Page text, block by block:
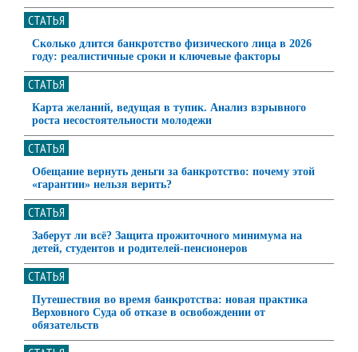
СТАТЬЯ
Сколько длится банкротство физического лица в 2026
году: реалистичные сроки и ключевые факторы
СТАТЬЯ
Карта желаний, ведущая в тупик. Анализ взрывного
роста несостоятельности молодежи
СТАТЬЯ
Обещание вернуть деньги за банкротство: почему этой
«гарантии» нельзя верить?
СТАТЬЯ
Заберут ли всё? Защита прожиточного минимума на
детей, студентов и родителей-пенсионеров
СТАТЬЯ
Путешествия во время банкротства: новая практика
Верховного Суда об отказе в освобождении от
обязательств